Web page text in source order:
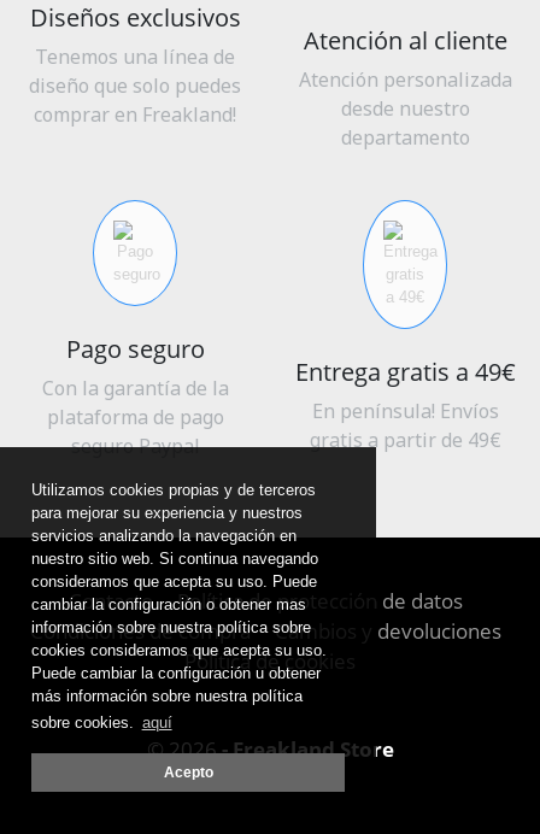
Utilizamos cookies propias y de terceros
para mejorar su experiencia y nuestros
servicios analizando la navegación en
nuestro sitio web. Si continua navegando
consideramos que acepta su uso. Puede
cambiar la configuración o obtener mas
información sobre nuestra política sobre
cookies consideramos que acepta su uso.
Puede cambiar la configuración u obtener
más información sobre nuestra política
sobre cookies. aquí
Acepto
Diseños exclusivos
Tenemos una línea de
diseño que solo puedes
comprar en Freakland!
Atención al cliente
Atención personalizada
desde nuestro
departamento
Pago seguro
Con la garantía de la
plataforma de pago
seguro Paypal
Entrega gratis a 49€
En península! Envíos
gratis a partir de 49€
Contacto
Política de protección de datos
Condiciones de compra
Cambios y devoluciones
Política de cookies
© 2026- Freakland Store